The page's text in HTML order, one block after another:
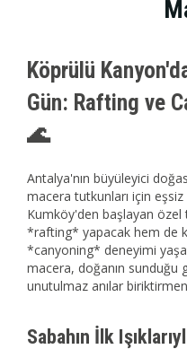
Köprülü
Gün: Rafting ve
🌊
Antalya'nın büyüleyici
macera tutkunları için
Kumköy'den başlayan özel
*rafting* yapacak hem de
*canyoning* deneyimi
macera, doğanın sunduğu
unutulmaz anılar
Sabahın İlk